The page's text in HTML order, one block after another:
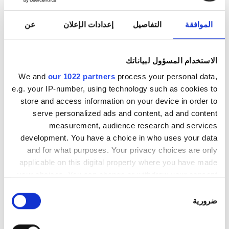
الموافقة التفاصيل إعدادات الإعلان عن
الاستخدام المسؤول لبياناتك
We and our 1022 partners process your personal data,
e.g. your IP-number, using technology such as cookies to
store and access information on your device in order to
serve personalized ads and content, ad and content
measurement, audience research and services
development. You have a choice in who uses your data
and for what purposes. Your privacy choices are only
applicable on this digital property where you have made
the Privacy trigger icon.
الموافقة
ضرورية
31
ساعات العمل
الاثنين 07:00 - 17:00
الثلاثاء 07:00 - 17:00
الأربعاء 07:00 - 17:00